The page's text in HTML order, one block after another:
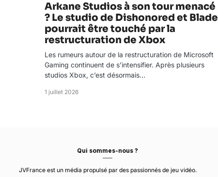
Arkane Studios à son tour menacé
? Le studio de Dishonored et Blade
pourrait être touché par la
restructuration de Xbox
Les rumeurs autour de la restructuration de Microsoft
Gaming continuent de s’intensifier. Après plusieurs
studios Xbox, c’est désormais…
1 juillet 2026
Qui sommes-nous ?
JVFrance est un média propulsé par des passionnés de jeu vidéo.